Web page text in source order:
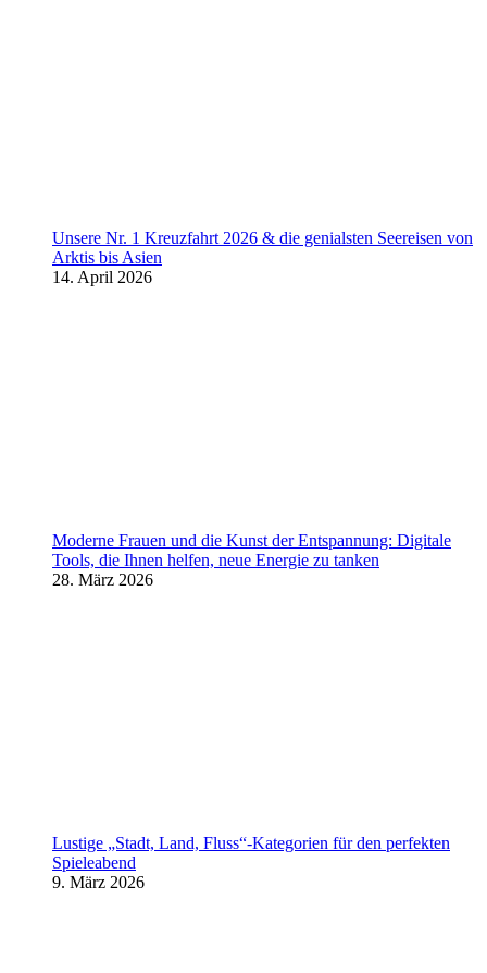
Unsere Nr. 1 Kreuzfahrt 2026 & die genialsten Seereisen von
Arktis bis Asien
14. April 2026
Moderne Frauen und die Kunst der Entspannung: Digitale
Tools, die Ihnen helfen, neue Energie zu tanken
28. März 2026
Lustige „Stadt, Land, Fluss“-Kategorien für den perfekten
Spieleabend
9. März 2026